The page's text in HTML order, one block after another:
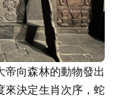
帝向森林的動物發出
來決定生肖次序，蛇